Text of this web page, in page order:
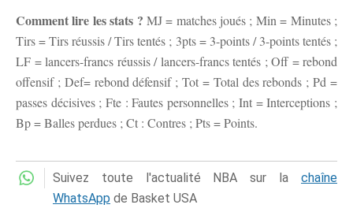
Comment lire les stats ? MJ = matches joués ; Min = Minutes ;
Tirs = Tirs réussis / Tirs tentés ; 3pts = 3-points / 3-points tentés ;
LF = lancers-francs réussis / lancers-francs tentés ; Off = rebond
offensif ; Def= rebond défensif ; Tot = Total des rebonds ; Pd =
passes décisives ; Fte : Fautes personnelles ; Int = Interceptions ;
Bp = Balles perdues ; Ct : Contres ; Pts = Points.
Suivez toute l'actualité NBA sur la chaîne
WhatsApp de Basket USA